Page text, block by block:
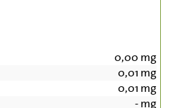
0,00 mg
0,01 mg
0,01 mg
-mg